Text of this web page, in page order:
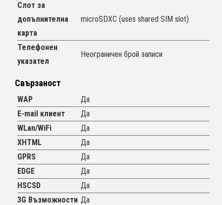
Слот за
допълнителна
карта
microSDXC (uses shared SIM slot)
Телефонен
указател
Неограничен брой записи
Свързаност
WAP
Да
E-mail клиент
Да
WLan/WiFi
Да
XHTML
Да
GPRS
Да
EDGE
Да
HSCSD
Да
3G Възможности Да